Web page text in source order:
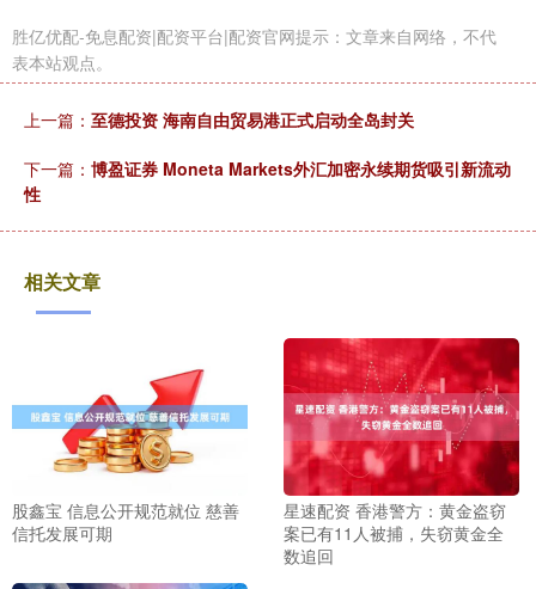
胜亿优配-免息配资|配资平台|配资官网提示：文章来自网络，不代
表本站观点。
上一篇： 至德投资 海南自由贸易港正式启动全岛封关
下一篇： 博盈证券 Moneta Markets外汇加密永续期货吸引新流动
性
相关文章
股鑫宝 信息公开规范就位 慈善
信托发展可期
星速配资 香港警方：黄金盗窃
案已有11人被捕，失窃黄金全
数追回